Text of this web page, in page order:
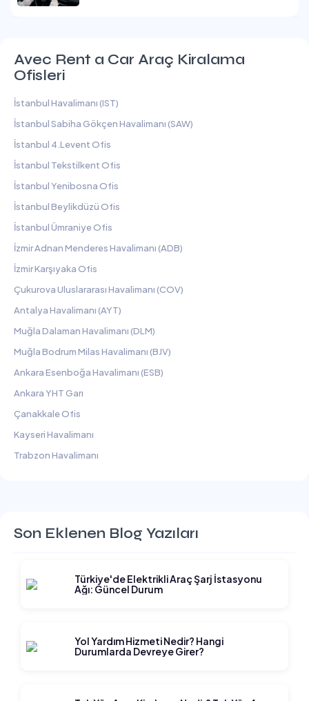
Avec Rent a Car Araç Kiralama
Ofisleri
İstanbul Havalimanı (IST)
İstanbul Sabiha Gökçen Havalimanı (SAW)
İstanbul 4.Levent Ofis
İstanbul Tekstilkent Ofis
İstanbul Yenibosna Ofis
İstanbul Beylikdüzü Ofis
İstanbul Ümraniye Ofis
İzmir Adnan Menderes Havalimanı (ADB)
İzmir Karşıyaka Ofis
Çukurova Uluslararası Havalimanı (COV)
Antalya Havalimanı (AYT)
Muğla Dalaman Havalimanı (DLM)
Muğla Bodrum Milas Havalimanı (BJV)
Ankara Esenboğa Havalimanı (ESB)
Ankara YHT Garı
Çanakkale Ofis
Kayseri Havalimanı
Trabzon Havalimanı
Son Eklenen Blog Yazıları
Türkiye'de Elektrikli Araç Şarj İstasyonu
Ağı: Güncel Durum
Yol Yardım Hizmeti Nedir? Hangi
Durumlarda Devreye Girer?